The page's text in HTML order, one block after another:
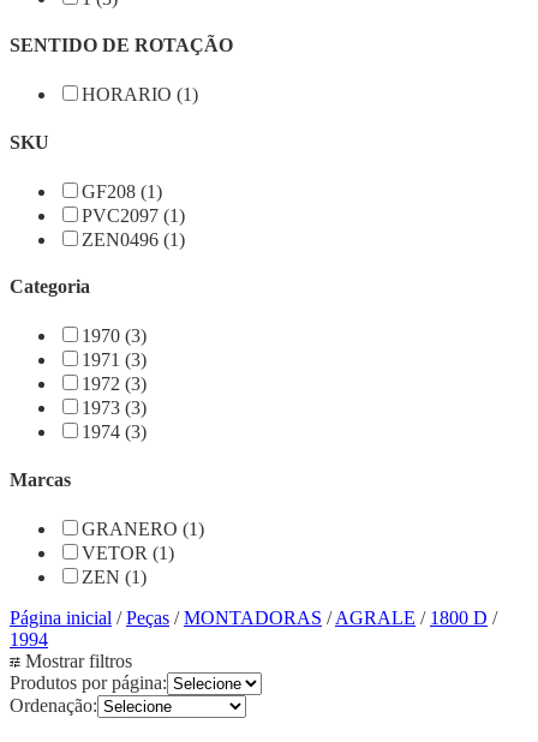
SENTIDO DE ROTAÇÃO
HORARIO (1)
SKU
GF208 (1)
PVC2097 (1)
ZEN0496 (1)
Categoria
1970 (3)
1971 (3)
1972 (3)
1973 (3)
1974 (3)
Marcas
GRANERO (1)
VETOR (1)
ZEN (1)
Página inicial /Peças /MONTADORAS /AGRALE / 1800 D /
1994
Mostrar filtros
Produtos por página:
Ordenação: